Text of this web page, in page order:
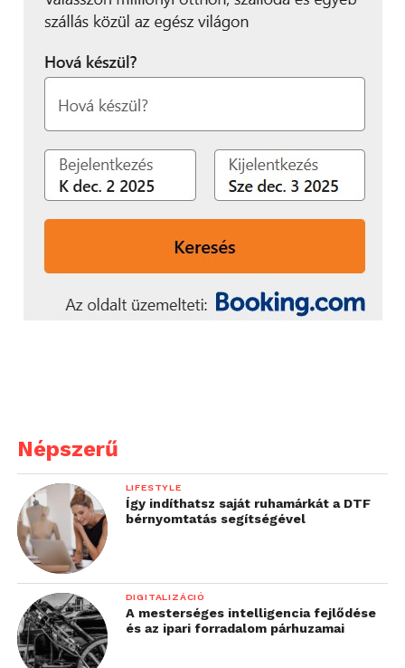
Galaxy kameraélményéről.
A hangutasítás elérhetősége országtól függően eltérő
lehet. A szolgáltatás magyar nyelven nem elérhető.
Egyes AI funkciók magyar nyelven nem elérhetők.
Az egyes funkciók elérhetőségéről tájékozódj a
samsung.com-on.
Népszerű
LIFESTYLE
Így indíthatsz saját ruhamárkát a DTF
bérnyomtatás segítségével
DIGITALIZÁCIÓ
A mesterséges intelligencia fejlődése
és az ipari forradalom párhuzamai